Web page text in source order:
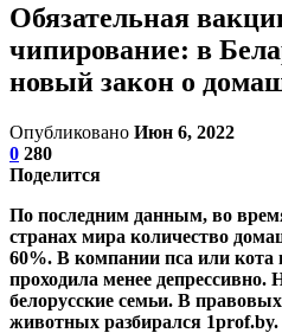
Обязательная
чипирование: в
новый закон о
Опубликовано Июн 6, 2022
0 280
Поделится
По последним данным, во
странах мира количество
60%. В компании пса или кота
проходила менее депрессивно.
белорусские семьи. В
животных разбирался 1prof.by.